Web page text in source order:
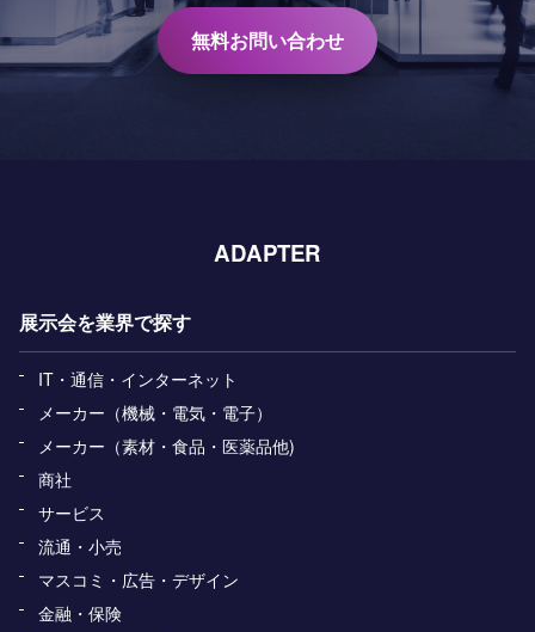
無料お問い合わせ
ADAPTER
展示会を業界で探す
IT・通信・インターネット
メーカー（機械・電気・電子）
メーカー（素材・食品・医薬品他)
商社
サービス
流通・小売
マスコミ・広告・デザイン
金融・保険